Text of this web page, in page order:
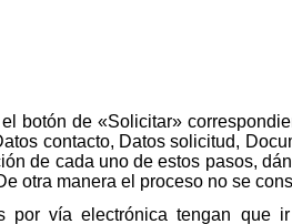
botón de «Solicitar»
contacto, Datos solicitud,
de cada uno de estos pasos,
otra manera el proceso no se
vía electrónica tengan que ir